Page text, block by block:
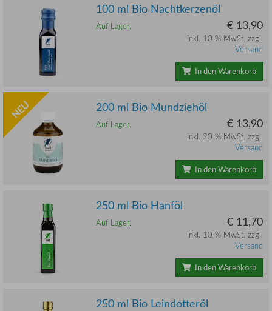
100 ml Bio Nachtkerzenöl
Auf Lager. € 13,90
inkl. 10 % MwSt. zzgl.
Versand
In den Warenkorb
NEU 200 ml Bio Mundziehöl
Auf Lager. € 13,90
inkl. 20 % MwSt. zzgl.
Versand
In den Warenkorb
250 ml Bio Hanföl
Auf Lager. € 11,70
inkl. 10 % MwSt. zzgl.
Versand
In den Warenkorb
250 ml Bio Leindotteröl